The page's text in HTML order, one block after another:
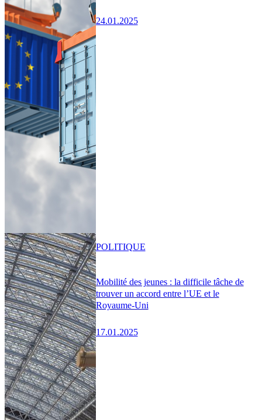
24.01.2025
Mobilité des jeunes : la difficile tâche de
trouver un accord entre l’UE et le
Royaume-Uni
17.01.2025
POLITIQUE